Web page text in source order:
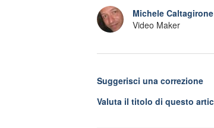
Michele Caltagirone
Video Maker
Suggerisci una correzione
Valuta il titolo di questo